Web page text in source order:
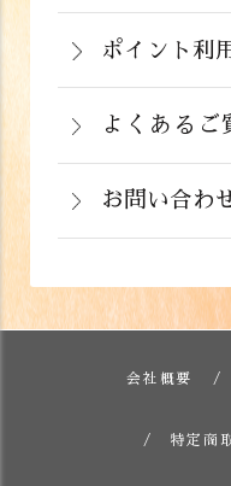
お手数ですが商
までご連絡下さ
支払い方法にて
す。 ポイント利
会員登録をされ
用できます。ご
法選択」画面に
することができ
ません。
よくあるご
お問い合わ
フォー
会社概要
特定商